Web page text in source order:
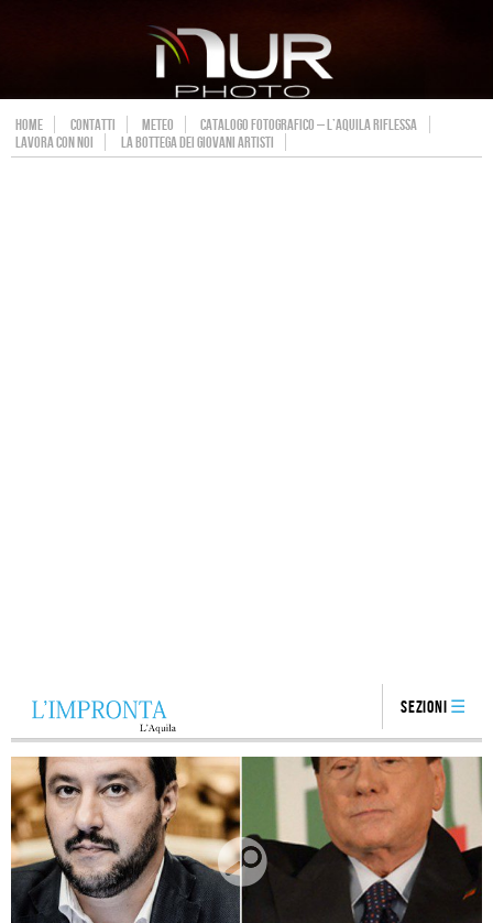
HOME CONTATTI METEO
CATALOGO FOTOGRAFICO – L’AQUILA RIFLESSA
LAVORA CON NOI
LA BOTTEGA DEI GIOVANI ARTISTI
Sezioni